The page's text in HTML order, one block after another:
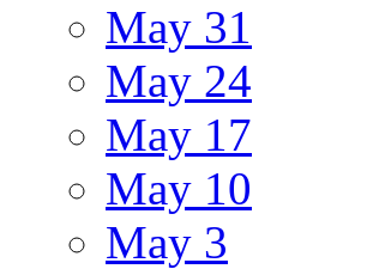
May 31
May 24
May 17
May 10
May 3